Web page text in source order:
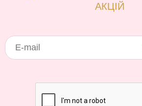
АКЦІЙ